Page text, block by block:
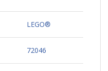
LEGO®
72046